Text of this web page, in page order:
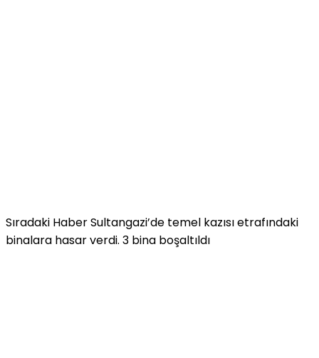
Sıradaki HaberSultangazi’de temel kazısı etrafındaki
binalara hasar verdi. 3 bina boşaltıldı